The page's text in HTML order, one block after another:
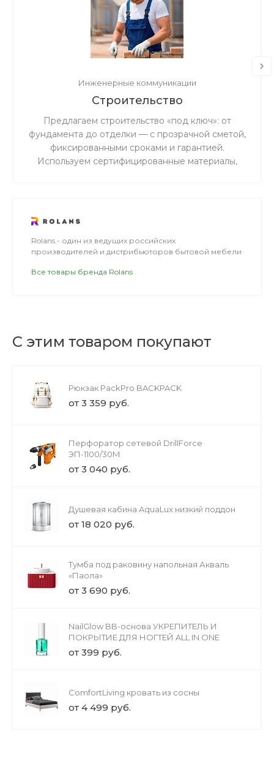
Инженерные коммуникации
Строительство
Предлагаем строительство «под ключ»: от
фундамента до отделки — с прозрачной сметой,
фиксированными сроками и гарантией.
Используем сертифицированные материалы,
Rolans - один из ведущих российских
производителей и дистрибьюторов бытовой мебели
Все товары бренда Rolans
С этим товаром покупают
Рюкзак PackPro BACKPACK
от 3 359 руб.
Перфоратор сетевой DrillForce
ЭП-1100/30М
от 3 040 руб.
Душевая кабина AquaLux низкий поддон
от 18 020 руб.
Тумба под раковину напольная Акваль
«Паола»
от 3 690 руб.
NailGlow BB-основа УКРЕПИТЕЛЬ И
ПОКРЫТИЕ ДЛЯ НОГТЕЙ ALL IN ONE
от 399 руб.
ComfortLiving кровать из сосны
от 4 499 руб.